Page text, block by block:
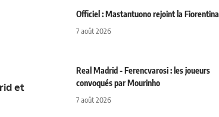
et
Officiel : Mastantuono rejoint la Fiorentina
7 août 2026
Real Madrid - Ferencvarosi : les joueurs
convoqués par Mourinho
7 août 2026